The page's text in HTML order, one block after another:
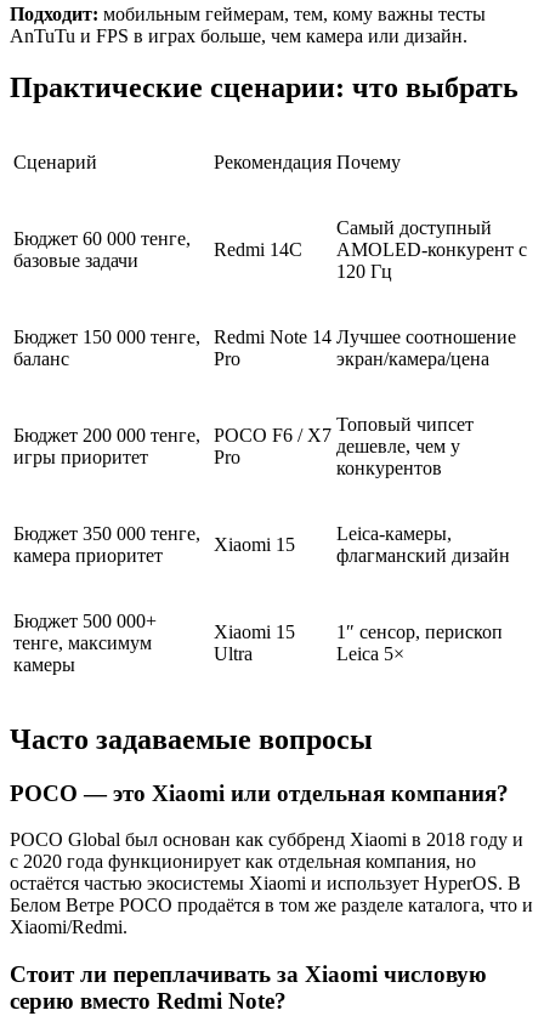
Подходит: мобильным геймерам, тем, кому важны тесты
AnTuTu и FPS в играх больше, чем камера или дизайн.
Практические сценарии: что выбрать
Сценарий Рекомендация Почему
Бюджет 60 000 тенге,
базовые задачи
Redmi 14C
Самый доступный
AMOLED-конкурент с
120 Гц
Бюджет 150 000 тенге,
баланс
Redmi Note 14
Pro
Лучшее соотношение
экран/камера/цена
Бюджет 200 000 тенге,
игры приоритет
POCO F6 / X7
Pro
Топовый чипсет
дешевле, чем у
конкурентов
Бюджет 350 000 тенге,
камера приоритет
Xiaomi 15
Leica-камеры,
флагманский дизайн
Бюджет 500 000+
тенге, максимум
камеры
Xiaomi 15
Ultra
1″ сенсор, перископ
Leica 5×
Часто задаваемые вопросы
POCO — это Xiaomi или отдельная компания?
POCO Global был основан как суббренд Xiaomi в 2018 году и
с 2020 года функционирует как отдельная компания, но
остаётся частью экосистемы Xiaomi и использует HyperOS. В
Белом Ветре POCO продаётся в том же разделе каталога, что и
Xiaomi/Redmi.
Стоит ли переплачивать за Xiaomi числовую
серию вместо Redmi Note?